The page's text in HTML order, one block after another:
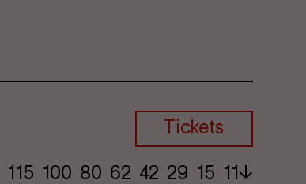
Tickets
​ 115 100 80​ 62 42 29​ 15 11